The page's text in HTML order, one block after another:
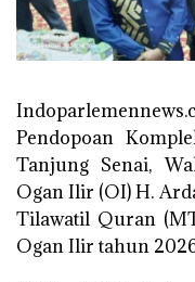
Pendopoan
Tanjung Senai,
Ogan Ilir (OI) H.
Tilawatil Quran
Ogan Ilir tahun